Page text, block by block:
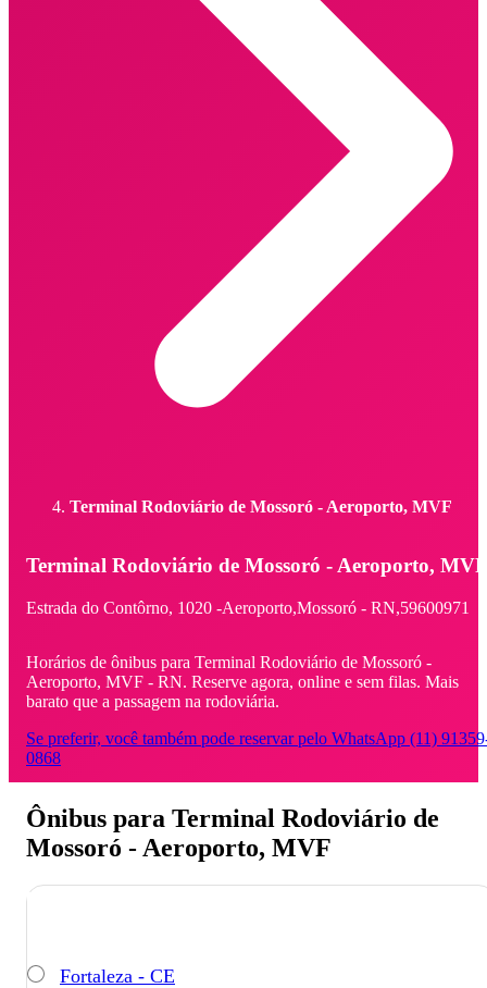
Terminal Rodoviário de Mossoró - Aeroporto, MVF
Terminal Rodoviário de Mossoró - Aeroporto, MVF
Estrada do Contôrno, 1020 -Aeroporto,Mossoró - RN,59600971
Horários de ônibus para Terminal Rodoviário de Mossoró -
Aeroporto, MVF - RN. Reserve agora, online e sem filas. Mais
barato que a passagem na rodoviária.
Se preferir, você também pode reservar pelo WhatsApp (11)
0868
Ônibus para Terminal Rodoviário de
Mossoró - Aeroporto, MVF
Fortaleza - CE